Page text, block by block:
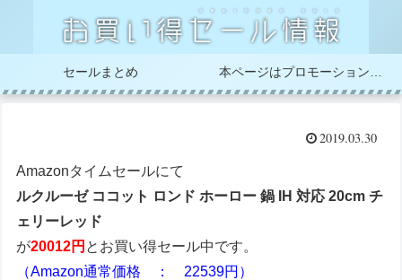
セールまとめ
2019.03.30
Amazonタイムセールにて
ルクルーゼ ココット ロンド ホーロー 鍋 IH 対応 20cm チ
ェリーレッド
が20012円 とお買い得セール中です。
（Amazon通常価格 ： 22539円）